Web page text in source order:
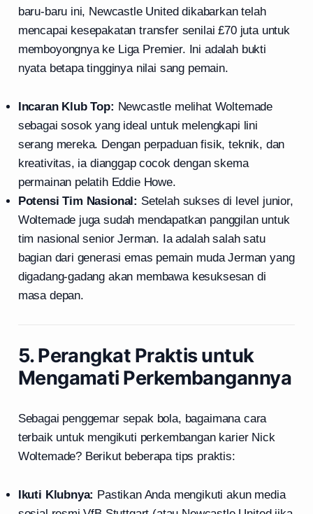
baru-baru ini, Newcastle United dikabarkan telah
mencapai kesepakatan transfer senilai £70 juta untuk
memboyongnya ke Liga Premier. Ini adalah bukti
nyata betapa tingginya nilai sang pemain.
Incaran Klub Top: Newcastle melihat Woltemade
sebagai sosok yang ideal untuk melengkapi lini
serang mereka. Dengan perpaduan fisik, teknik, dan
kreativitas, ia dianggap cocok dengan skema
permainan pelatih Eddie Howe.
Potensi Tim Nasional: Setelah sukses di level junior,
Woltemade juga sudah mendapatkan panggilan untuk
tim nasional senior Jerman. Ia adalah salah satu
bagian dari generasi emas pemain muda Jerman yang
digadang-gadang akan membawa kesuksesan di
masa depan.
5. Perangkat Praktis untuk
Mengamati Perkembangannya
Sebagai penggemar sepak bola, bagaimana cara
terbaik untuk mengikuti perkembangan karier Nick
Woltemade? Berikut beberapa tips praktis:
Ikuti Klubnya: Pastikan Anda mengikuti akun media